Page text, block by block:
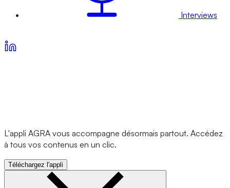
Interviews
L'appli AGRA vous accompagne désormais partout. Accédez
à tous vos contenus en un clic.
Téléchargez l'appli